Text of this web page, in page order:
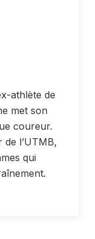
athlète de
met son
coureur.
l’UTMB,
qui